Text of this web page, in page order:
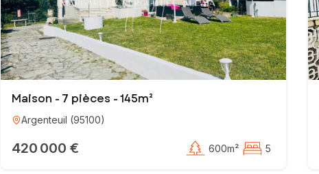
Maison - 7 pièces - 145m²
Argenteuil (95100)
420 000 € 600m² 5